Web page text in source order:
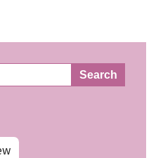
Search